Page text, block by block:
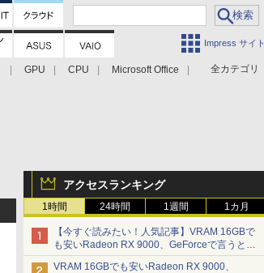
Impress サイト
全カテゴリ
GPU CPU
Microsoft Office
アクセスランキング
1時間 24時間 1週間 1カ月
【今すぐ読みたい！人気記事】VRAM 16GBで
も安いRadeon RX 9000、GeForceで言うとど
のぐらいの性能？ - PC Watch
VRAM 16GBでも安いRadeon RX 9000、